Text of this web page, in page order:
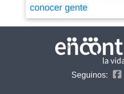
conocer gente
Seguinos: